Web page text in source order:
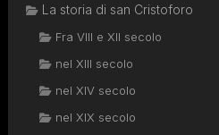
La storia di san Cristoforo
Fra VIII e XII secolo
nel XIII secolo
nel XIV secolo
nel XIX secolo